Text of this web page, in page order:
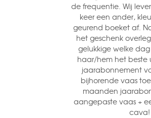
de frequentie. Wij
keer een ander,
geurend boeket af.
het geschenk
gelukkige welke
haar/hem het beste
jaarabonnement
bijhorende vaas
maanden
aangepaste vaas +
cava!